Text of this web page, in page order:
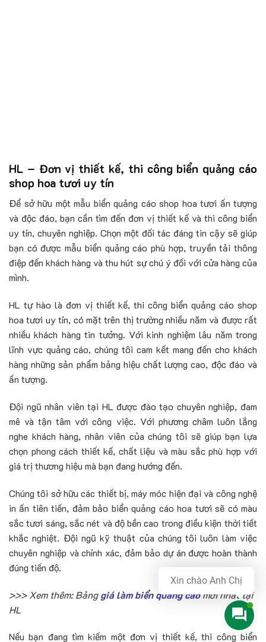
HL – Đơn vị thiết kế, thi công biển quảng cáo
shop hoa tươi uy tín
Để sở hữu một mẫu biển quảng cáo shop hoa tươi ấn tượng
và độc đáo, bạn cần tìm đến đơn vị thiết kế và thi công biển
uy tín, chuyên nghiệp. Chọn một đối tác đáng tin cậy sẽ giúp
bạn có được mẫu biển quảng cáo phù hợp, truyền tải thông
điệp đến khách hàng và thu hút sự chú ý đối với cửa hàng của
mình.
HL tự hào là đơn vị thiết kế, thi công biển quảng cáo shop
hoa tươi uy tín, có mặt trên thị trường nhiều năm và được rất
nhiều khách hàng tin tưởng. Với kinh nghiệm lâu năm trong
lĩnh vực quảng cáo, chúng tôi cam kết mang đến cho khách
hàng những sản phẩm bảng hiệu chất lượng cao, độc đáo và
ấn tượng.
Đội ngũ nhân viên tại HL được đào tạo chuyên nghiệp, đam
mê và tận tâm với công việc. Với phương châm luôn lắng
nghe khách hàng, nhân viên của chúng tôi sẽ giúp bạn lựa
chọn phong cách thiết kế, chất liệu và màu sắc phù hợp với
giá trị thương hiệu mà bạn đang hướng đến.
Chúng tôi sở hữu các thiết bị, máy móc hiện đại và công nghệ
in ấn tiên tiến, đảm bảo biển quảng cáo hoa tươi sẽ có màu
sắc tươi sáng, sắc nét và độ bền cao trong điều kiện thời tiết
khắc nghiệt. Đội ngũ kỹ thuật của chúng tôi luôn làm việc
chuyên nghiệp và chính xác, đảm bảo dự án được hoàn thành
đúng tiến độ.
>>> Xem thêm: Bảnggiá làm biển quảng cáomới nhất tại
HL
Nếu bạn đang tìm kiếm một đơn vị thiết kế, thi công biển
Xin chào Anh Chị